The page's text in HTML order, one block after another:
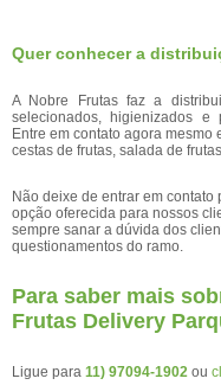
Quer conhecer a
A Nobre Frutas faz a
selecionados, higienizados e
Entre em contato agora
cestas de frutas, salada de
Não deixe de entrar em
opção oferecida para nossos
sempre sanar a dúvida dos
questionamentos do ramo.
Para saber mais
Frutas Delivery
Ligue para 11) 97094-1902 ou